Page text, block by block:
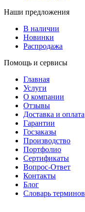
Наши предложения
В наличии
Новинки
Распродажа
Помощь и сервисы
Главная
Услуги
О компании
Отзывы
Доставка и оплата
Гарантии
Госзаказы
Производство
Портфолио
Сертификаты
Вопрос-Ответ
Контакты
Блог
Словарь терминов